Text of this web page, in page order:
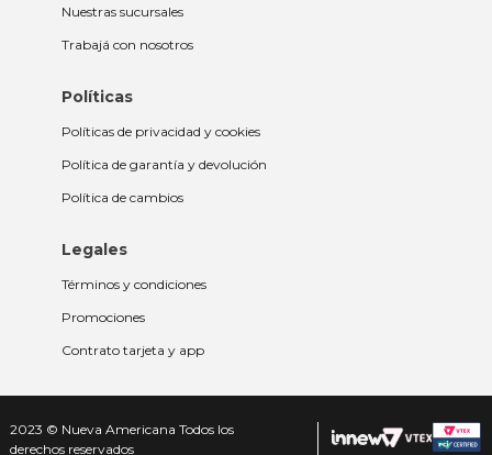
Nuestras sucursales
Trabajá con nosotros
Políticas
Políticas de privacidad y cookies
Política de garantía y devolución
Política de cambios
Legales
Términos y condiciones
Promociones
Contrato tarjeta y app
2023 © Nueva Americana Todos los
derechos reservados